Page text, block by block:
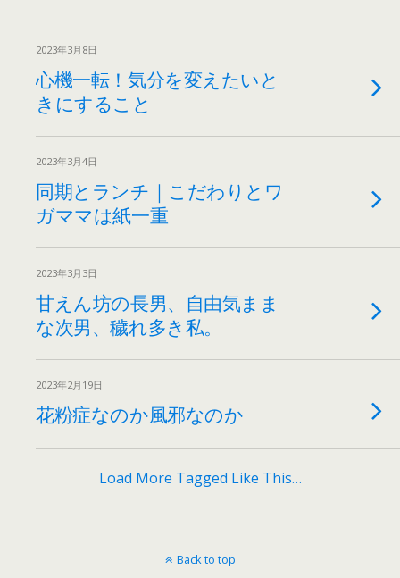
2023年3月8日
心機一転！気分を変えたいと
きにすること
2023年3月4日
同期とランチ｜こだわりとワ
ガママは紙一重
2023年3月3日
甘えん坊の長男、自由気まま
な次男、穢れ多き私。
2023年2月19日
花粉症なのか風邪なのか
Load More Tagged Like This…
Back to top